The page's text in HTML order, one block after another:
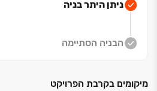
שלמה
לכל דירה:
• ‏2 חניות פרטיות
ניתן היתר בניה
הבניה הסתיימה
מיקומים בקרבת הפרויקט